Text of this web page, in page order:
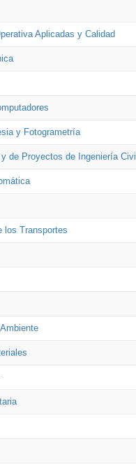
Aplicadas y Calidad
y Fotogrametría
de Proyectos de Ingeniería Civil
los Transportes